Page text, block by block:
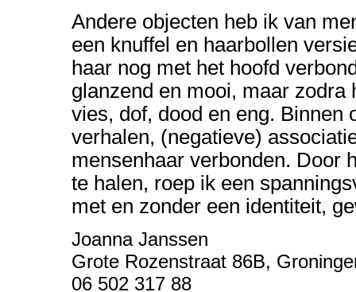
Andere objecten heb ik van
een knuffel en haarbollen
haar nog met het hoofd
glanzend en mooi, maar zodra
vies, dof, dood en eng.
verhalen, (negatieve)
mensenhaar verbonden. Door
te halen, roep ik een
met en zonder een identiteit,
Joanna Janssen
Grote Rozenstraat 86B,
06 502 317 88